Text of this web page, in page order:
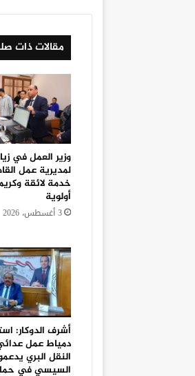
مقالات ذات
وزير العمل في
لمديرية عمل
خدمة لائقة
أولوية
3 أغسطس، 2026
أشرف الدوكار:
دمياط عمل
النقل البري
السيسي في